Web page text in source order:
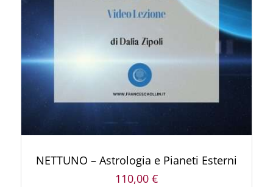
DETTAGLI
NETTUNO – Astrologia e Pianeti Esterni
110,00 €